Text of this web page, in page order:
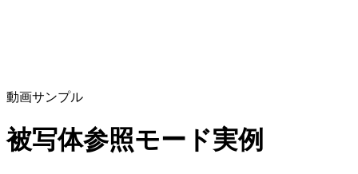
動画サンプル
被写体参照モード実例